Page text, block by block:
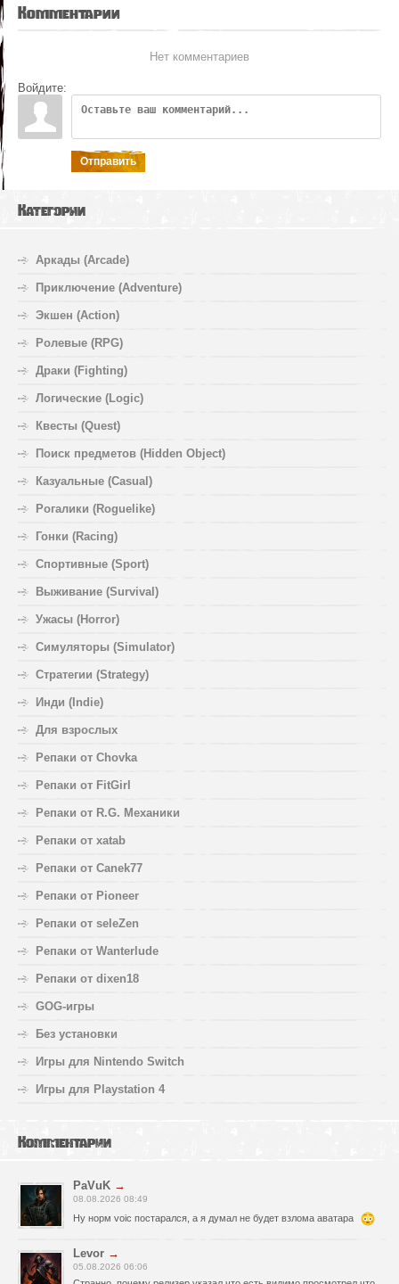
Комментарии
Нет комментариев
Войдите:
Отправить
Категории
Аркады (Arcade)
Приключение (Adventure)
Экшен (Action)
Ролевые (RPG)
Драки (Fighting)
Логические (Logic)
Квесты (Quest)
Поиск предметов (Hidden Object)
Казуальные (Casual)
Рогалики (Roguelike)
Гонки (Racing)
Спортивные (Sport)
Выживание (Survival)
Ужасы (Horror)
Симуляторы (Simulator)
Стратегии (Strategy)
Инди (Indie)
Для взрослых
Репаки от Chovka
Репаки от FitGirl
Репаки от R.G. Механики
Репаки от xatab
Репаки от Canek77
Репаки от Pioneer
Репаки от seleZen
Репаки от Wanterlude
Репаки от dixen18
GOG-игры
Без установки
Игры для Nintendo Switch
Игры для Playstation 4
Комментарии
PaVuK →
08.08.2026 08:49
Ну норм voic постарался, а я думал не будет взлома аватара
Levor →
05.08.2026 06:06